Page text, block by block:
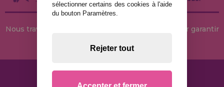
Nous travaillons avec des stocks permanents pour garantir
sélectionner certains des cookies à l'aide
du bouton Paramètres.
Rejeter tout